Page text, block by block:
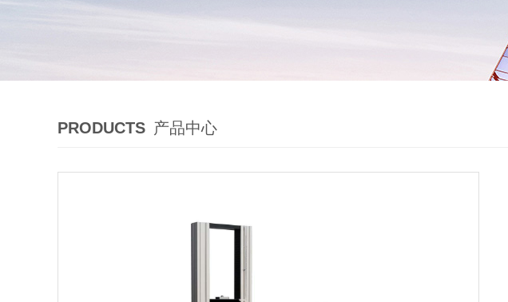
PRODUCTS 产品中心